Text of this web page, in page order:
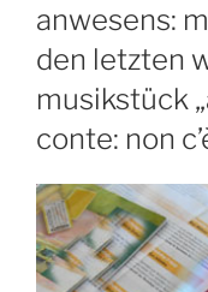
anwesens:
den letzten
musikstück
conte: non